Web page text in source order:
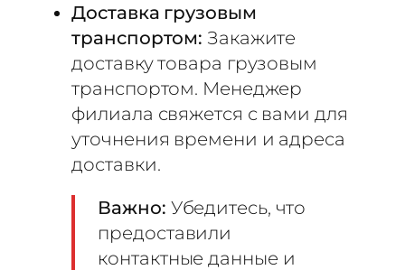
Доставка грузовым
транспортом: Закажите
доставку товара грузовым
транспортом. Менеджер
филиала свяжется с вами для
уточнения времени и адреса
доставки.
Важно: Убедитесь, что
предоставили
контактные данные и